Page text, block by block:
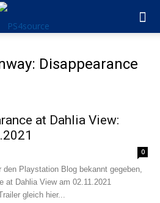
Disappearance
at Dahlia View:
0
Playstation Blog bekannt gegeben,
at Dahlia View am 02.11.2021
gleich hier...